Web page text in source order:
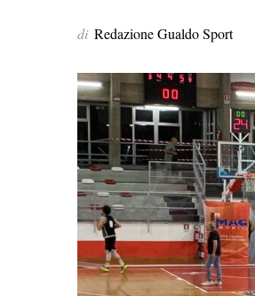
di Redazione Gualdo Sport